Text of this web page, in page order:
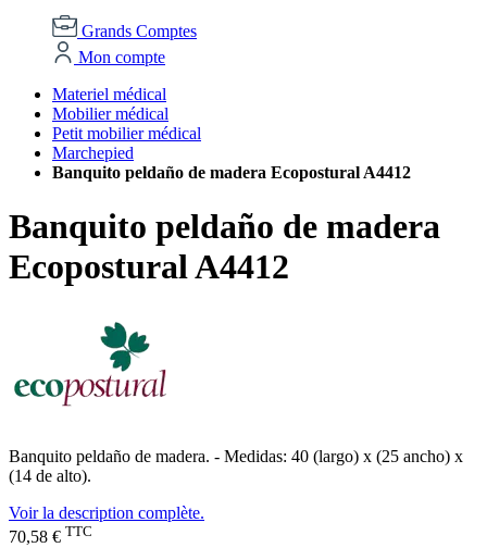
Grands Comptes
Mon compte
Materiel médical
Mobilier médical
Petit mobilier médical
Marchepied
Banquito peldaño de madera Ecopostural A4412
Banquito peldaño de madera
Ecopostural A4412
Banquito peldaño de madera. - Medidas: 40 (largo) x (25 ancho) x
(14 de alto).
Voir la description complète.
70,58 € TTC